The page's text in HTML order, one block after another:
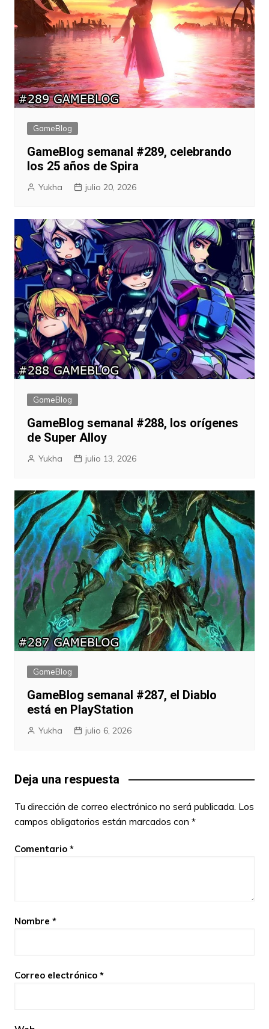
GameBlog
GameBlog semanal #289, celebrando
los 25 años de Spira
Yukha julio 20, 2026
GameBlog
GameBlog semanal #288, los orígenes
de Super Alloy
Yukha julio 13, 2026
GameBlog
GameBlog semanal #287, el Diablo
está en PlayStation
Yukha julio 6, 2026
Deja una respuesta
Tu dirección de correo electrónico no será publicada. Los
campos obligatorios están marcados con *
Comentario *
Nombre *
Correo electrónico *